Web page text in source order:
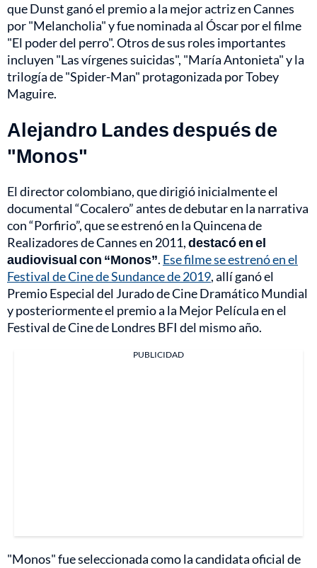
que Dunst ganó el premio a la mejor actriz en Cannes
por "Melancholia" y fue nominada al Óscar por el filme
"El poder del perro". Otros de sus roles importantes
incluyen "Las vírgenes suicidas", "María Antonieta" y la
trilogía de "Spider-Man" protagonizada por Tobey
Maguire.
Alejandro Landes después de
"Monos"
El director colombiano, que dirigió inicialmente el
documental “Cocalero” antes de debutar en la narrativa
con “Porfirio”, que se estrenó en la Quincena de
Realizadores de Cannes en 2011,destacó en el
audiovisual con “Monos”. Ese filme se estrenó en el
Festival de Cine de Sundance de 2019, allí ganó el
Premio Especial del Jurado de Cine Dramático Mundial
y posteriormente el premio a la Mejor Película en el
Festival de Cine de Londres BFI del mismo año.
PUBLICIDAD
"Monos" fue seleccionada como la candidata oficial de